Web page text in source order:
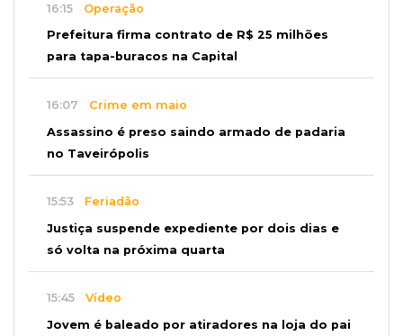
16:15 Operação
Prefeitura firma contrato de R$ 25 milhões
para tapa-buracos na Capital
16:07 Crime em maio
Assassino é preso saindo armado de padaria
no Taveirópolis
15:53 Feriadão
Justiça suspende expediente por dois dias e
só volta na próxima quarta
15:45 Vídeo
Jovem é baleado por atiradores na loja do pai